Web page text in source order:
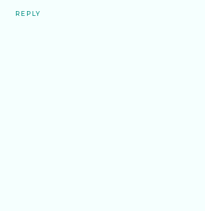
REPLY